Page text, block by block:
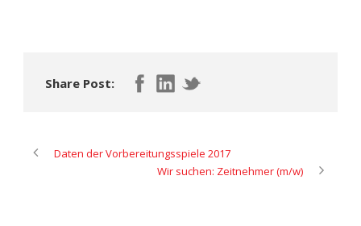
Share Post:
Daten der Vorbereitungsspiele 2017
Wir suchen: Zeitnehmer (m/w)